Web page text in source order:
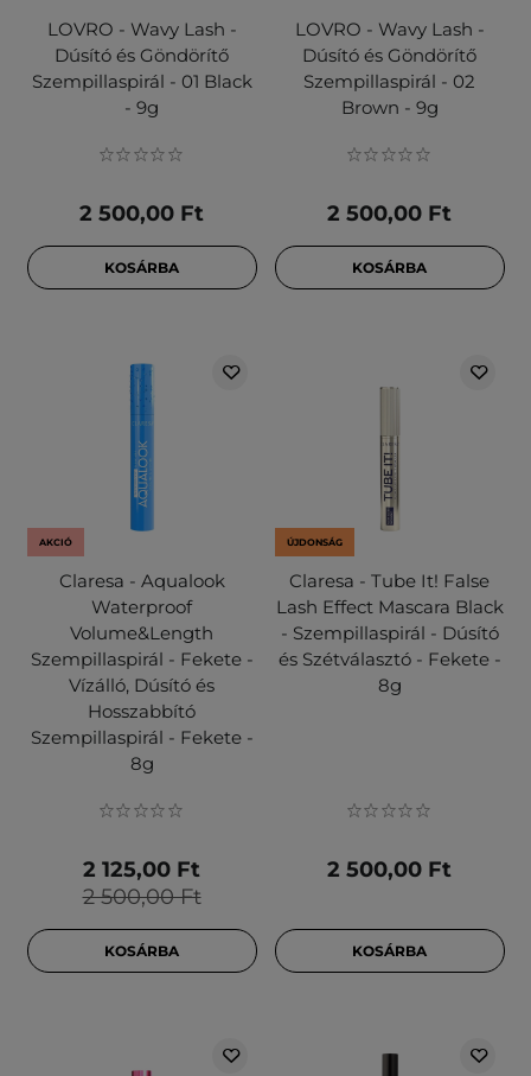
LOVRO - Wavy Lash -
Dúsító és Göndörítő
Szempillaspirál - 01 Black
- 9g
2 500,00 Ft
KOSÁRBA
LOVRO - Wavy Lash -
Dúsító és Göndörítő
Szempillaspirál - 02
Brown - 9g
2 500,00 Ft
KOSÁRBA
AKCIÓ
Claresa - Aqualook
Waterproof
Volume&Length
Szempillaspirál - Fekete -
Vízálló, Dúsító és
Hosszabbító
Szempillaspirál - Fekete -
8g
2 500,00 Ft
2 125,00 Ft
KOSÁRBA
ÚJDONSÁG
Claresa - Tube It! False
Lash Effect Mascara Black
- Szempillaspirál - Dúsító
és Szétválasztó - Fekete -
8g
2 500,00 Ft
KOSÁRBA